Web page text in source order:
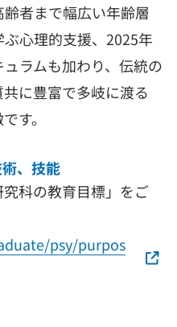
者まで幅広い年齢層
心理的支援、2025年
ラムも加わり、伝統の
に豊富で多岐に渡る
す。
、技能
科の教育目標」をご
psy/purpos